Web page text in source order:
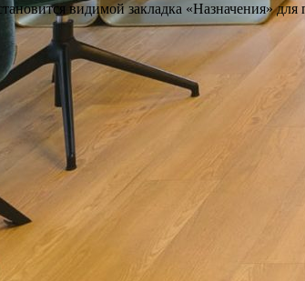
видимой закладка «Назначения»